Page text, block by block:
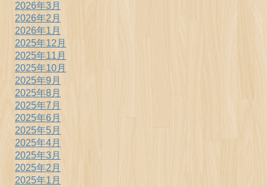
2026年3月
2026年2月
2026年1月
2025年12月
2025年11月
2025年10月
2025年9月
2025年8月
2025年7月
2025年6月
2025年5月
2025年4月
2025年3月
2025年2月
2025年1月